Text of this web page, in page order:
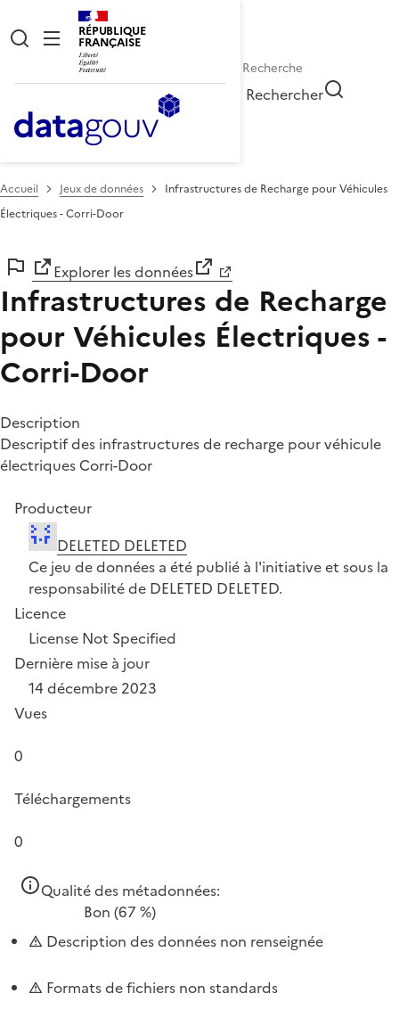
RÉPUBLIQUE
FRANÇAISE
Rechercher
Accueil Jeux de données
Infrastructures de Recharge pour Véhicules
Électriques - Corri-Door
Explorer les données
Infrastructures de Recharge
pour Véhicules Électriques -
Corri-Door
Description
Descriptif des infrastructures de recharge pour véhicule
électriques Corri-Door
Producteur
DELETED DELETED
Ce jeu de données a été publié à l'initiative et sous la
responsabilité de DELETED DELETED.
Licence
License Not Specified
Dernière mise à jour
14 décembre 2023
Vues
0
Téléchargements
0
Qualité des métadonnées:
Bon (67 %)
Description des données non renseignée
Formats de fichiers non standards